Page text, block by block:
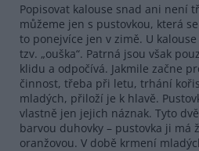
Popisovat kalouse snad ani není
můžeme jen s pustovkou, která
to ponejvíce jen v zimě. U
tzv. „ouška“. Patrná jsou však
klidu a odpočívá. Jakmile začne
činnost, třeba při letu, trhání
mladých, přiloží je k hlavě.
vlastně jen jejich náznak. Tyto
barvou duhovky – pustovka ji má
oranžovou. V době krmení